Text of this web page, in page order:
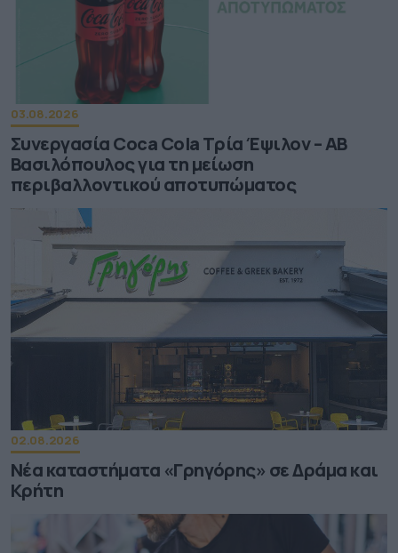
03.08.2026
Συνεργασία Coca Cola Τρία Έψιλον – ΑΒ
Βασιλόπουλος για τη μείωση
περιβαλλοντικού αποτυπώματος
02.08.2026
Νέα καταστήματα «Γρηγόρης» σε Δράμα και
Κρήτη